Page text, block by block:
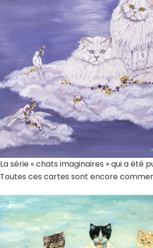
La série « chats imaginaires » qui a été
Toutes ces cartes sont encore